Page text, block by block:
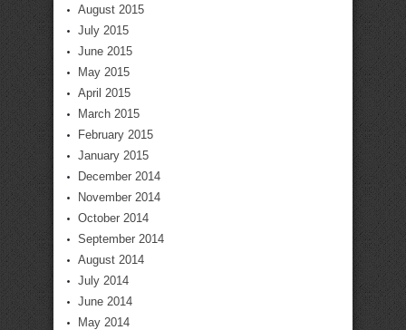
August 2015
July 2015
June 2015
May 2015
April 2015
March 2015
February 2015
January 2015
December 2014
November 2014
October 2014
September 2014
August 2014
July 2014
June 2014
May 2014